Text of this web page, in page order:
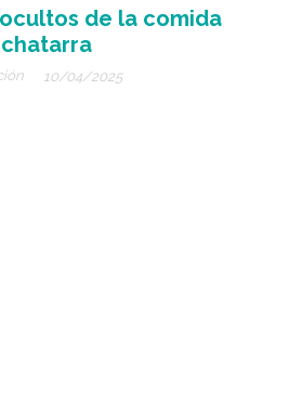
de la comida
chatarra
10/04/2025